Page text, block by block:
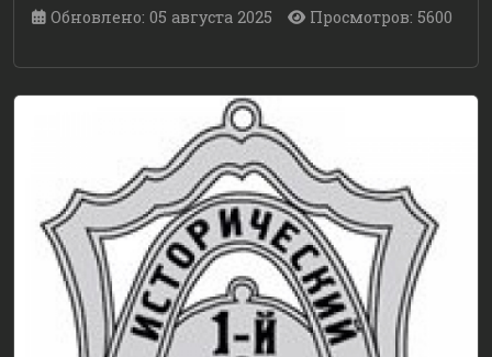
Обновлено: 05 августа 2025
Просмотров: 5600